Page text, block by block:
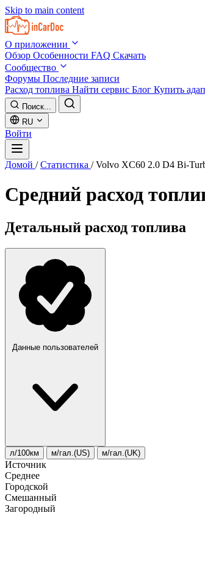
Skip to main content
О приложении
Обзор Особенности FAQ Скачать
Сообщество
Форумы Последние записи
Расход топлива Найти сервис Блог Купить
Поиск...
RU
Войти
Домой / Статистика / Volvo XC60 2.0 D4 Bi-
Средний расход
Детальный расход топлива
Данные пользователей
л/100км м/гал.(US) м/гал.(UK)
Источник
Среднее
Городской
Смешанный
Загородный